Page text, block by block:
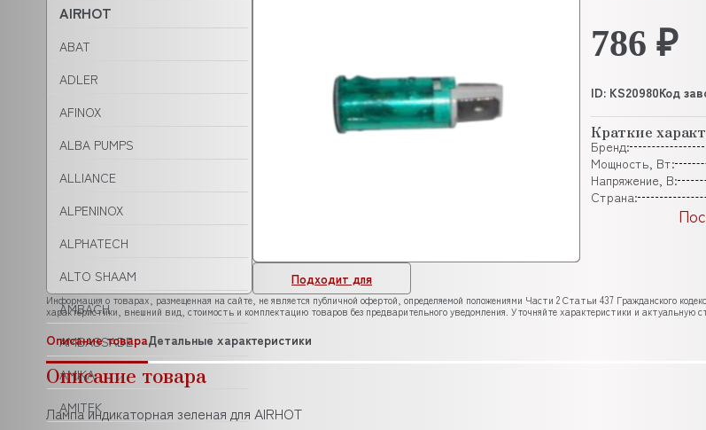
AIRHOT
ABAT
ADLER
AFINOX
ALBA PUMPS
ALLIANCE
ALPENINOX
ALPHATECH
ALTO SHAAM
AMBACH
AMBASSADE
AMIKA
AMITEK
Подходит для
786 ₽
ID: KS20980Код
Краткие
Бренд:
Мощность, Вт:
Напряжение, В:
Страна:
Информация о товарах, размещенная на сайте, не является публичной офертой, определяемой положениями Части 2 Статьи 437 Гражданского
характеристики, внешний вид, стоимость и комплектацию товаров без предварительного уведомления. Уточняйте характеристики и актуальную
Описание товараДетальные характеристики
Описание товара
Лампа индикаторная зеленая для AIRHOT